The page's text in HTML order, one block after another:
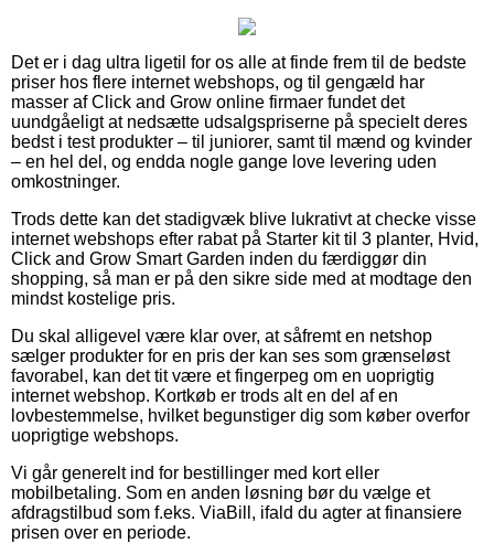
Det er i dag ultra ligetil for os alle at finde frem til de bedste
priser hos flere internet webshops, og til gengæld har
masser af Click and Grow online firmaer fundet det
uundgåeligt at nedsætte udsalgspriserne på specielt deres
bedst i test produkter – til juniorer, samt til mænd og kvinder
– en hel del, og endda nogle gange love levering uden
omkostninger.
Trods dette kan det stadigvæk blive lukrativt at checke visse
internet webshops efter rabat på Starter kit til 3 planter, Hvid,
Click and Grow Smart Garden inden du færdiggør din
shopping, så man er på den sikre side med at modtage den
mindst kostelige pris.
Du skal alligevel være klar over, at såfremt en netshop
sælger produkter for en pris der kan ses som grænseløst
favorabel, kan det tit være et fingerpeg om en uoprigtig
internet webshop. Kortkøb er trods alt en del af en
lovbestemmelse, hvilket begunstiger dig som køber overfor
uoprigtige webshops.
Vi går generelt ind for bestillinger med kort eller
mobilbetaling. Som en anden løsning bør du vælge et
afdragstilbud som f.eks. ViaBill, ifald du agter at finansiere
prisen over en periode.